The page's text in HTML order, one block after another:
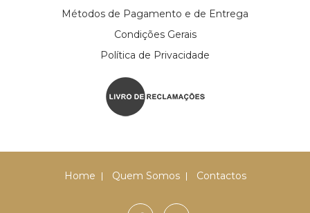
Métodos de Pagamento e de Entrega
Condições Gerais
Política de Privacidade
Home Quem Somos Contactos